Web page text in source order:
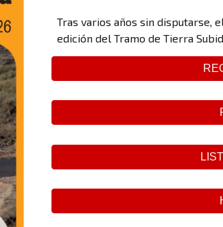
Tras varios años sin disputarse,
edición del Tramo de Tierra